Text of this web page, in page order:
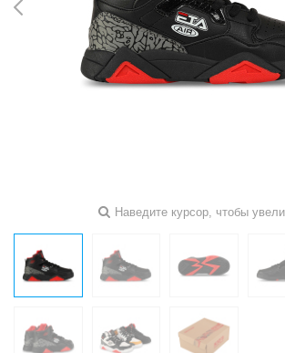
Наведите курсор, чтобы